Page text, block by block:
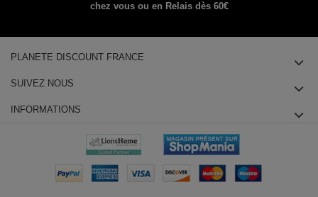
chez vous ou en Relais dès 60€
PLANETE DISCOUNT FRANCE
SUIVEZ NOUS
INFORMATIONS